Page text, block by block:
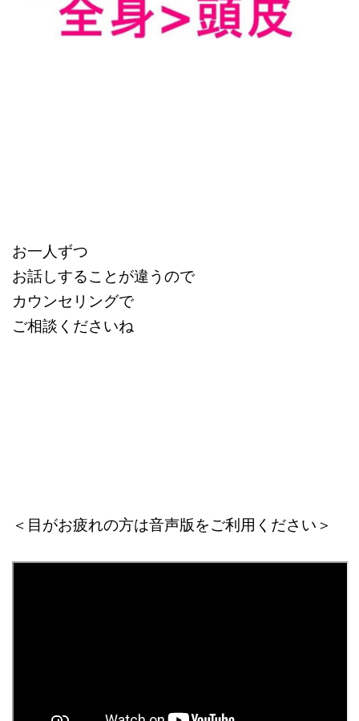
お一人ずつ
お話しすることが違うので
カウンセリングで
ご相談くださいね
＜目がお疲れの方は音声版をご利用ください＞